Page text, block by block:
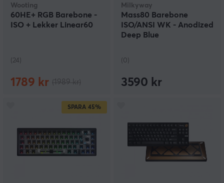
Wooting
60HE+ RGB Barebone -
ISO + Lekker Linear60
(24)
1789 kr
Milkyway
Mass80 Barebone
ISO/ANSI WK - Anodized
Deep Blue
(0)
3590 kr
SPARA 45%